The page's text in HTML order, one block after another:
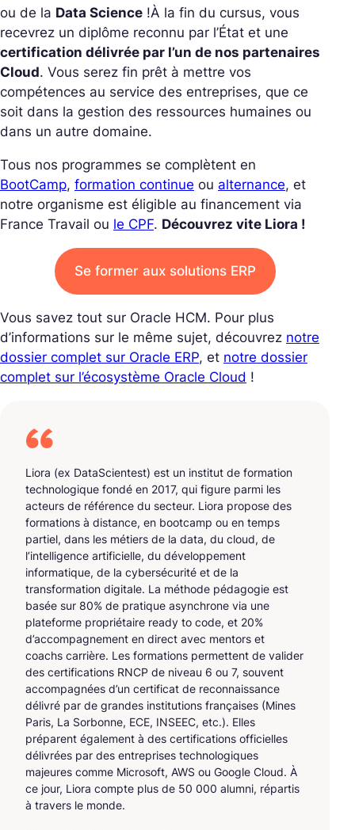
ou de la Data Science !À la fin du cursus, vous
recevrez un diplôme reconnu par l’État et une
certification délivrée par l’un de nos partenaires
Cloud. Vous serez fin prêt à mettre vos
compétences au service des entreprises, que ce
soit dans la gestion des ressources humaines ou
dans un autre domaine.
Tous nos programmes se complètent en
BootCamp, formation continue ou alternance, et
notre organisme est éligible au financement via
France Travail ou le CPF. Découvrez vite Liora !
Se former aux solutions ERP
Vous savez tout sur Oracle HCM. Pour plus
d’informations sur le même sujet, découvrez notre
dossier complet sur Oracle ERP, et notre dossier
complet sur l’écosystème Oracle Cloud !
Liora (ex DataScientest) est un institut de formation
technologique fondé en 2017, qui figure parmi les
acteurs de référence du secteur. Liora propose des
formations à distance, en bootcamp ou en temps
partiel, dans les métiers de la data, du cloud, de
l’intelligence artificielle, du développement
informatique, de la cybersécurité et de la
transformation digitale. La méthode pédagogie est
basée sur 80% de pratique asynchrone via une
plateforme propriétaire ready to code, et 20%
d’accompagnement en direct avec mentors et
coachs carrière. Les formations permettent de valider
des certifications RNCP de niveau 6 ou 7, souvent
accompagnées d’un certificat de reconnaissance
délivré par de grandes institutions françaises (Mines
Paris, La Sorbonne, ECE, INSEEC, etc.). Elles
préparent également à des certifications officielles
délivrées par des entreprises technologiques
majeures comme Microsoft, AWS ou Google Cloud. À
ce jour, Liora compte plus de 50 000 alumni, répartis
à travers le monde.